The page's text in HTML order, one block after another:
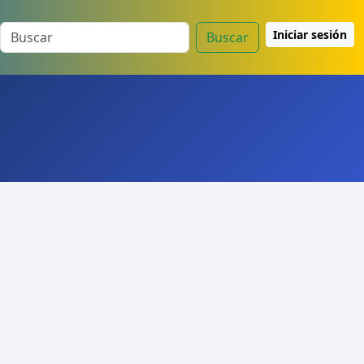
Buscar Iniciar sesión